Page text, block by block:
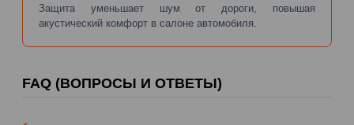
Защита уменьшает шум от дороги, повышая
акустический комфорт в салоне автомобиля.
FAQ (ВОПРОСЫ И ОТВЕТЫ)